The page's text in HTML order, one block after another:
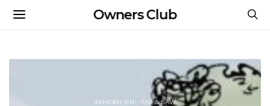
Owners Club
IMMOBILIEN TAX & LAW